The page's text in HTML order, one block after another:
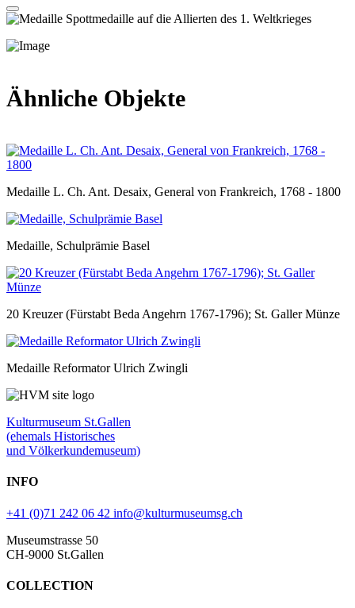
Ähnliche Objekte
Medaille L. Ch. Ant. Desaix, General von Frankreich, 1768 - 1800
Medaille, Schulprämie Basel
20 Kreuzer (Fürstabt Beda Angehrn 1767-1796); St. Galler Münze
Medaille Reformator Ulrich Zwingli
Kulturmuseum St.Gallen
(ehemals Historisches
und Völkerkundemuseum)
INFO
+41 (0)71 242 06 42 info@kulturmuseumsg.ch
Museumstrasse 50
CH-9000 St.Gallen
COLLECTION